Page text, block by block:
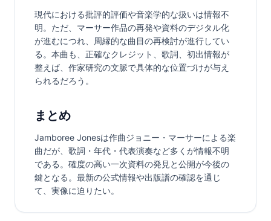
現代における批評的評価や音楽学的な扱いは情報不
明。ただ、マーサー作品の再発や資料のデジタル化
が進むにつれ、周縁的な曲目の再検討が進行してい
る。本曲も、正確なクレジット、歌詞、初出情報が
整えば、作家研究の文脈で具体的な位置づけが与え
られるだろう。
まとめ
Jamboree Jonesは作曲ジョニー・マーサーによる楽
曲だが、歌詞・年代・代表演奏など多くが情報不明
である。確度の高い一次資料の発見と公開が今後の
鍵となる。最新の公式情報や出版譜の確認を通じ
て、実像に迫りたい。